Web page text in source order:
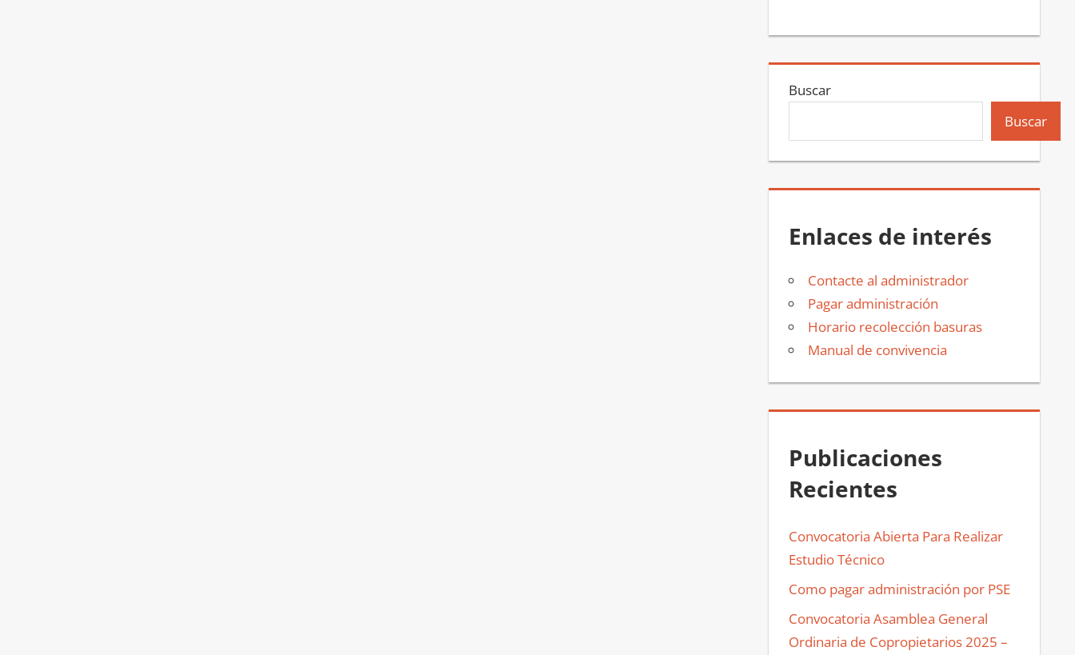
Buscar
Buscar
Enlaces de interés
Contacte al administrador
Pagar administración
Horario recolección basuras
Manual de convivencia
Publicaciones
Recientes
Convocatoria Abierta Para Realizar
Estudio Técnico
Como pagar administración por PSE
Convocatoria Asamblea General
Ordinaria de Copropietarios 2025 –